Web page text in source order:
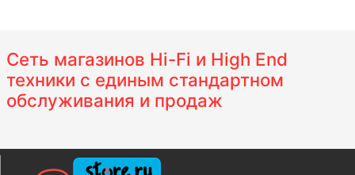
Сеть магазинов Hi-Fi и High End
техники с единым стандартном
обслуживания и продаж